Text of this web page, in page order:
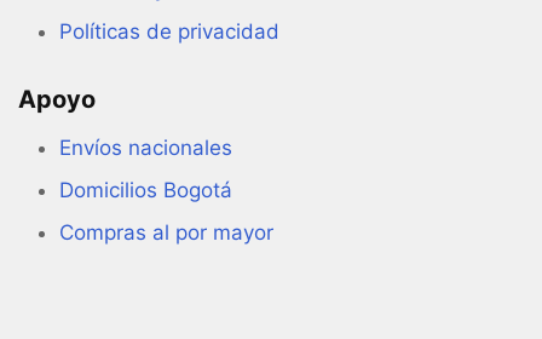
Políticas de privacidad
Apoyo
Envíos nacionales
Domicilios Bogotá
Compras al por mayor